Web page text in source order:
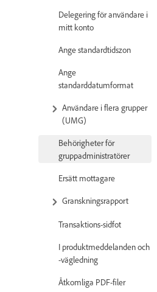
Delegering för användare i
mitt konto
Ange standardtidszon
Ange
standarddatumformat
Användare i flera grupper
(UMG)
Behörigheter för
gruppadministratörer
Ersätt mottagare
Granskningsrapport
Transaktions-sidfot
I produktmeddelanden och
-vägledning
Åtkomliga PDF-filer